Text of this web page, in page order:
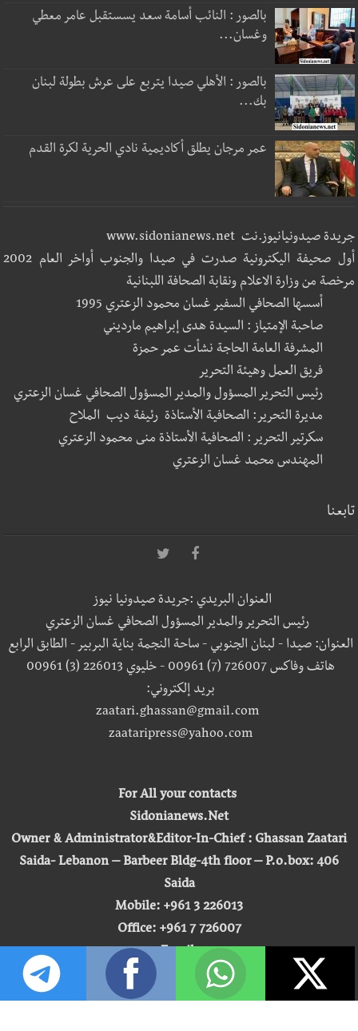
بالصور : النائب أسامة سعد يسستقبل عامر معطي
وغسان...
بالصور : الأهلي صيدا يتربع على عرش بطولة لبنان
بك...
عمر مرجان يطلق أكاديمية نادي الحرية لكرة القدم
جريدة صيدونيانيوز.نت www.sidonianews.net
أول صحيفة اليكترونية صدرت في صيدا والجنوب أواخر العام 2002
مرخصة من وزارة الاعلام ونقابة الصحافة اللبنانية
أسسها الصحافي السفير غسان محمود الزعتري 1995
صاحبة الإمتياز : السيدة هدى إبراهيم مارديني
المشرفة العامة الحاجة نشأت عمر حمزة
فريق العمل وهيئة التحرير
رئيس التحرير المسؤول والمدير المسؤول الصحافي غسان الزعتري
مديرة التحرير: الصحافية الأستاذة رئيفة ديب الملاح
سكرتير التحرير : الصحافية الأستاذة منى محمود الزعتري
المهندس محمد غسان الزعتري
تابعنا
العنوان البريدي :جريدة صيدونيا نيوز
رئيس التحرير والمدير المسؤول الصحافي غسان الزعتري
العنوان: صيدا - لبنان الجنوبي - ساحة النجمة بناية البربير - الطابق الرابع
هاتف وفاكس 726007 (7) 00961 - خليوي 226013 (3) 00961
بريد إلكتروني:
zaatari.ghassan@gmail.com
zaataripress@yahoo.com
For All your contacts
Sidonianews.Net
Owner & Administrator&Editor-In-Chief : Ghassan Zaatari
Saida- Lebanon – Barbeer Bldg-4th floor – P.o.box: 406
Saida
Mobile: +961 3 226013
Office: +961 7 726007
zaatari.ghassan@gmail.com
zaataripress@yahoo.com